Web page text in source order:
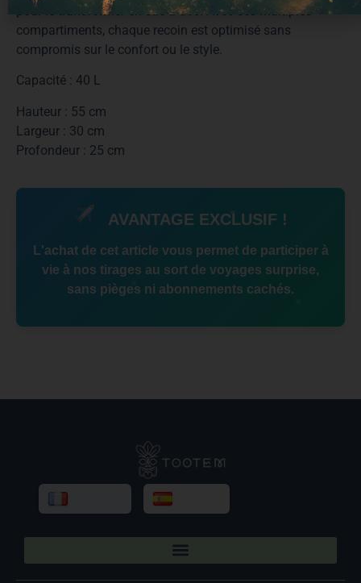
pour le transformer en sac à dos. Avec ses multiples
compartiments, chaque recoin est optimisé sans
compromis sur le confort ou le style.
Capacité : 40 L
Hauteur : 55 cm
Largeur : 30 cm
Profondeur : 25 cm
AVANTAGE EXCLUSIF !
L'achat de cet article vous permet de participer à
vie à nos tirages au sort de voyages surprise,
sans pièges ni abonnements cachés.